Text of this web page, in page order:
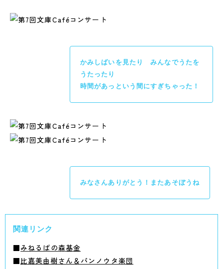
かみしばいを見たり みんなでうたを
うたったり
時間があっという間にすぎちゃった！
みなさんありがとう！またあそぼうね
関連リンク
■みねるばの森基金
■比嘉美由樹さん＆パンノウタ楽団